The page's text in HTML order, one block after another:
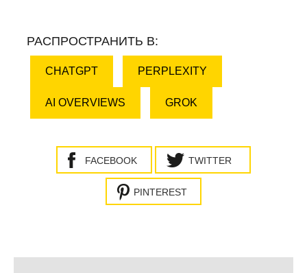
РАСПРОСТРАНИТЬ В:
CHATGPT PERPLEXITY
AI OVERVIEWS GROK
FACEBOOK TWITTER
PINTEREST